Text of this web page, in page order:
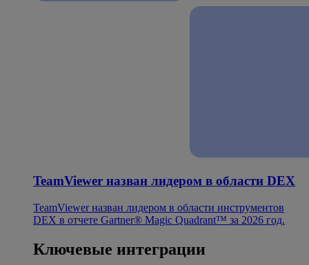
TeamViewer назван лидером в области DEX
TeamViewer назван лидером в области инструментов
DEX в отчете Gartner® Magic Quadrant™ за 2026 год.
Ключевые интеграции